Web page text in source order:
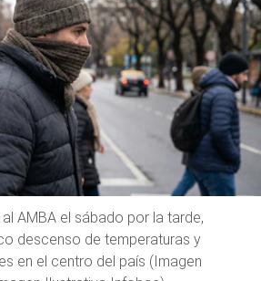
AMBA el sábado por la tarde,
descenso de temperaturas y
en el centro del país (Imagen